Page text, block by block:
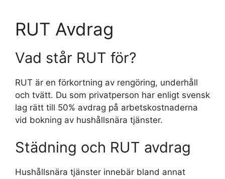
RUT Avdrag
Vad står RUT för?
RUT är en förkortning av rengöring, underhåll
och tvätt. Du som privatperson har enligt svensk
lag rätt till 50% avdrag på arbetskostnaderna
vid bokning av hushållsnära tjänster.
Städning och RUT avdrag
Hushållsnära tjänster innebär bland annat